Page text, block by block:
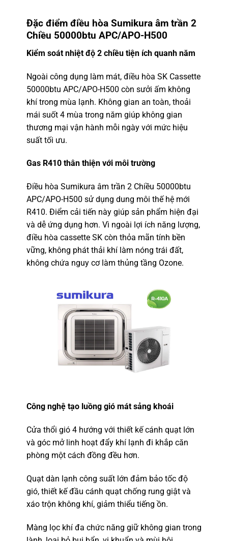
Đặc điểm điều hòa Sumikura âm trần 2
Chiều 50000btu APC/APO-H500
Kiểm soát nhiệt độ 2 chiều tiện ích quanh năm
Ngoài công dụng làm mát, điều hòa SK Cassette
50000btu APC/APO-H500 còn sưởi ấm không
khí trong mùa lạnh. Không gian an toàn, thoải
mái suốt 4 mùa trong năm giúp không gian
thương mại vận hành mỗi ngày với mức hiệu
suất tối ưu.
Gas R410 thân thiện với môi trường
Điều hòa Sumikura âm trần 2 Chiều 50000btu
APC/APO-H500 sử dụng dung môi thế hệ mới
R410. Điểm cải tiến này giúp sản phẩm hiện đại
và dễ ứng dụng hơn. Vì ngoài lợi ích năng lượng,
điều hòa cassette SK còn thỏa mãn tính bền
vững, không phát thải khí làm nóng trái đất,
không chứa nguy cơ làm thủng tầng Ozone.
Công nghệ tạo luồng gió mát sảng khoái
Cửa thổi gió 4 hướng với thiết kế cánh quạt lớn
và góc mở linh hoạt đẩy khí lạnh đi khắp căn
phòng một cách đồng đều hơn.
Quạt dàn lạnh công suất lớn đảm bảo tốc độ
gió, thiết kế đầu cánh quạt chống rung giật và
xáo trộn không khí, giảm thiểu tiếng ồn.
Màng lọc khí đa chức năng giữ không gian trong